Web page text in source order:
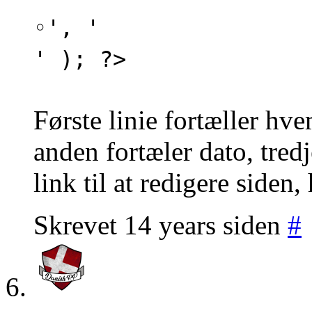
◦', '
' ); ?>
Første linie fortæller
anden fortæler dato,
link til at redigere siden,
Skrevet 14 years siden #